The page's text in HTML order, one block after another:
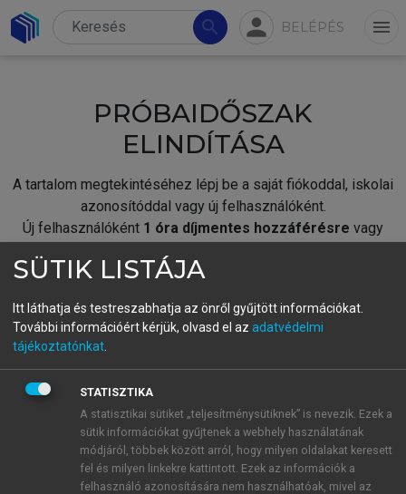
search person BELÉPÉS menu
PRÓBAIDŐSZAK
ELINDÍTÁSA
A tartalom megtekintéséhez lépj be a saját fiókoddal, iskolai
azonosítóddal vagy új felhasználóként.
Új felhasználóként 1 óra díjmentes hozzáférésre vagy
fiókoddal,vagy hozz létre új fiókot.
A regisztráció után apróbaidőszakautomatikusan
BELÉPÉS SAJÁT FIÓKKAL
ÚJ FIÓK LÉTREHOZÁSA
1 óra díjmentes hozzáférés
SÜTIK LISTÁJA
Itt láthatja és testreszabhatja az önről gyűjtött információkat.
További információért kérjük, olvasd el az adatvédelmi
tájékoztatónkat
STATISZTIKA
A statisztikai sütiket „teljesítménysütiknek” is nevezik. Ezek a
sütik információkat gyűjtenek a webhely használatának
módjáról, többek között arról, hogy milyen oldalakat keresett
fel és milyen linkekre kattintott. Ezek az információk a
felhasználó azonosítására nem használhatóak, mivel az